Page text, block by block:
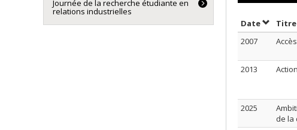
DateTrierTitre
2007
2013
2025
de la
Journée de la recherche étudiante en
relations industrielles